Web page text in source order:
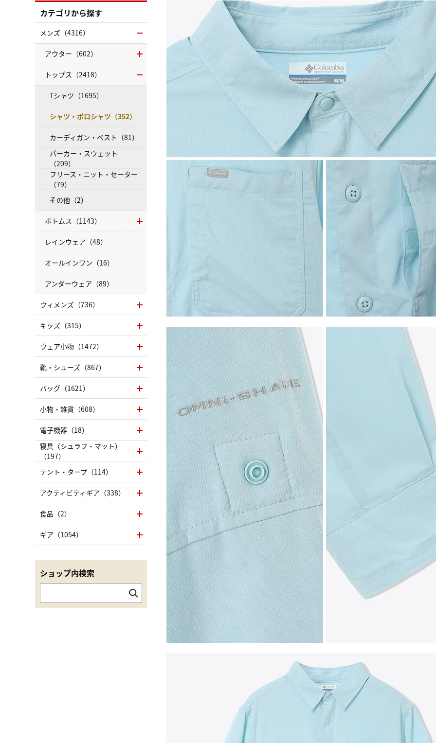
カテゴリから探す
メンズ（4316）
アウター（602）
トップス（2418）
Tシャツ（1695）
シャツ・ポロシャツ（352）
カーディガン・ベスト（81）
パーカー・スウェット
（209）
フリース・ニット・セーター
（79）
その他（2）
ボトムス（1143）
レインウェア（48）
オールインワン（16）
アンダーウェア（89）
ウィメンズ（736）
キッズ（315）
ウェア小物（1472）
靴・シューズ（867）
バッグ（1621）
小物・雑貨（608）
電子機器（18）
寝具（シュラフ・マット）
（197）
テント・タープ（114）
アクティビティギア（338）
食品（2）
ギア（1054）
ショップ内検索